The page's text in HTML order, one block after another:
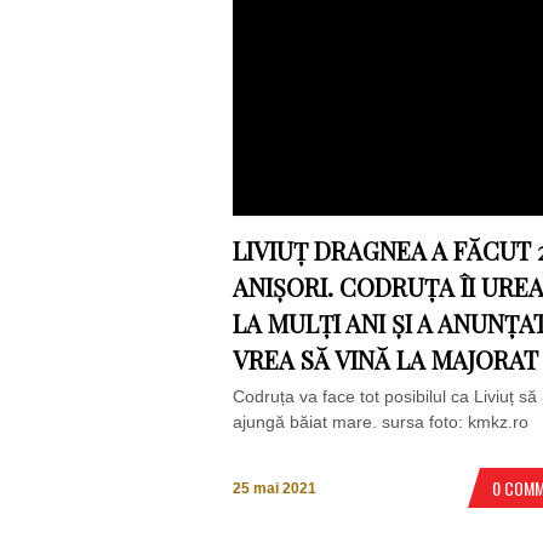
LIVIUȚ DRAGNEA A FĂCUT
ANIȘORI. CODRUȚA ÎI
LA MULȚI ANI ȘI A
VREA SĂ VINĂ LA MAJORAT
Codruța va face tot posibilul ca Liviuț să
ajungă băiat mare. sursa foto: kmkz.ro
25 mai 2021 0